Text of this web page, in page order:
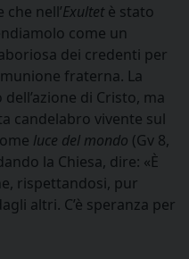
nell’Exultetè stato
come un
dei credenti per
fraterna. La
di Cristo, ma
candelabro vivente sul
luce del mondo (Gv 8,
la Chiesa, dire: «È
rispettandosi, pur
altri. C’è speranza per